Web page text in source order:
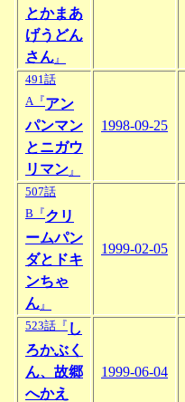
とかまあ
げうどん
さん 』
491話
A『アン
パンマン
とニガウ
リマン 』
1998-09-25
507話
B『クリ
ームパン
ダとドキ
ンちゃ
ん 』
1999-02-05
523話『 し
ろかぶく
ん、故郷
へかえ
1999-06-04